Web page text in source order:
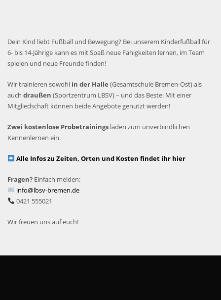
Dein Kind liebt Fußball und Bewegung? Bei unserem Kinderfußball für
6- bis 14-Jährige kann es mit Spaß neue Fähigkeiten lernen, im Team
spielen und neue Freunde finden!
Wir trainieren sowohl in der Halle (Gesamtschule Bremen-Ost) als
auch draußen (Sportzentrum LBSV) – und das Beste: Mit einer
Mitgliedschaft können beide Angebote genutzt werden!
Zwei kostenlose Probetrainings laden zum unverbindlichen
Kennenlernen ein.
Alle Infos zu Zeiten, Orten und Kosten findet ihr hier
Fragen? Einfach melden:
info@lbsv-bremen.de
0421 555021
Wir freuen uns auf euch!